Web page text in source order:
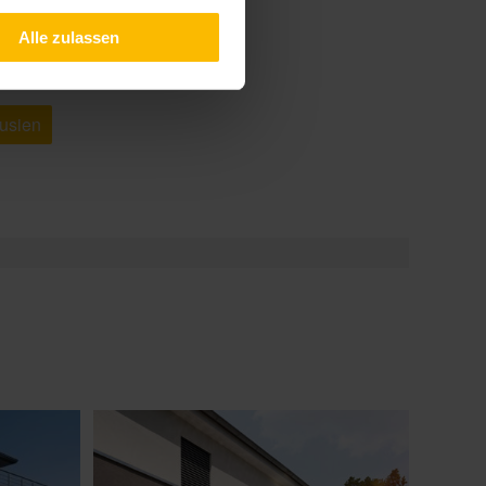
Alle zulassen